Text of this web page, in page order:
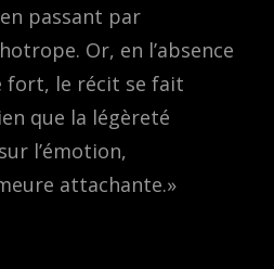
passant par
Or, en l’absence
fort, le récit se fait
que la légèreté
l’émotion,
attachante.»